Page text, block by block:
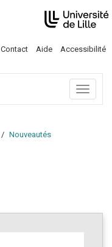
Contact Aide Accessibilité
Menu
Nouveautés